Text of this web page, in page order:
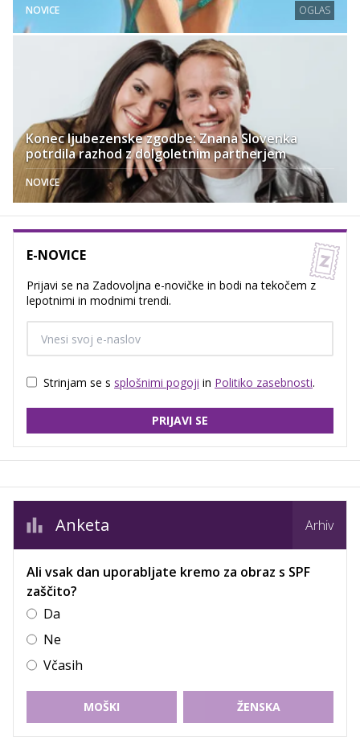
NOVICE OGLAS
Konec ljubezenske zgodbe: Znana Slovenka
potrdila razhod z dolgoletnim partnerjem
NOVICE
E-NOVICE
Prijavi se na Zadovoljna e-novičke in bodi na tekočem z
lepotnimi in modnimi trendi.
Strinjam se s splošnimi pogoji in Politiko zasebnosti.
PRIJAVI SE
Anketa Arhiv
Ali vsak dan uporabljate kremo za obraz s SPF
zaščito?
Da
Ne
Včasih
MOŠKI ŽENSKA